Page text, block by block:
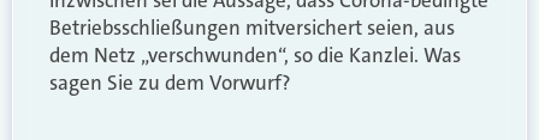
Betriebsschließungen mitversichert seien, aus
dem Netz „verschwunden“, so die Kanzlei. Was
sagen Sie zu dem Vorwurf?